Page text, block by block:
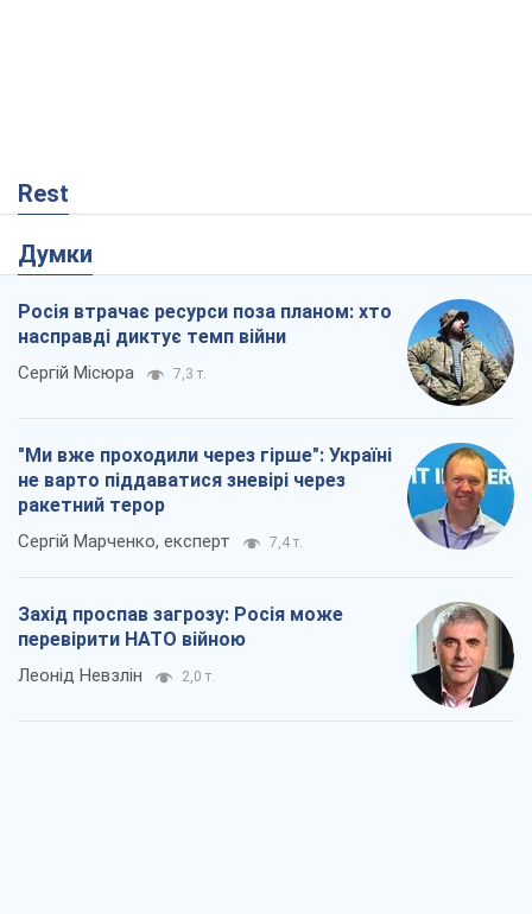
Rest
Думки
Росія втрачає ресурси поза планом: хто
насправді диктує темп війни
Сергій Місюра 7,3 т.
"Ми вже проходили через гірше": Україні
не варто піддаватися зневірі через
ракетний терор
Сергій Марченко, експерт 7,4 т.
Захід проспав загрозу: Росія може
перевірити НАТО війною
Леонід Невзлін 2,0 т.